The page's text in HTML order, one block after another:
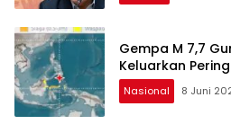
Gempa M 7,7
Keluarkan
Nasional 8 Juni